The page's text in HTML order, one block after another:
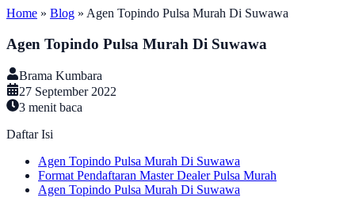
Home » Blog » Agen Topindo Pulsa Murah Di Suwawa
Agen Topindo Pulsa Murah Di Suwawa
Brama Kumbara
27 September 2022
3 menit baca
Daftar Isi
Agen Topindo Pulsa Murah Di Suwawa
Format Pendaftaran Master Dealer Pulsa Murah
Agen Topindo Pulsa Murah Di Suwawa